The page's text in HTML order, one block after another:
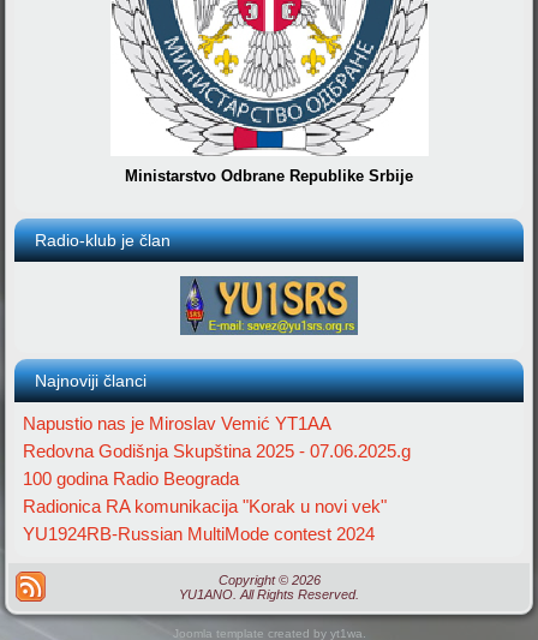
Ministarstvo Odbrane Republike Srbije
Radio-klub je član
Najnoviji članci
Napustio nas je Miroslav Vemić YT1AA
Redovna Godišnja Skupština 2025 - 07.06.2025.g
100 godina Radio Beograda
Radionica RA komunikacija "Korak u novi vek"
YU1924RB-Russian MultiMode contest 2024
Copyright © 2026
YU1ANO. All Rights Reserved.
Joomla template created by yt1wa.